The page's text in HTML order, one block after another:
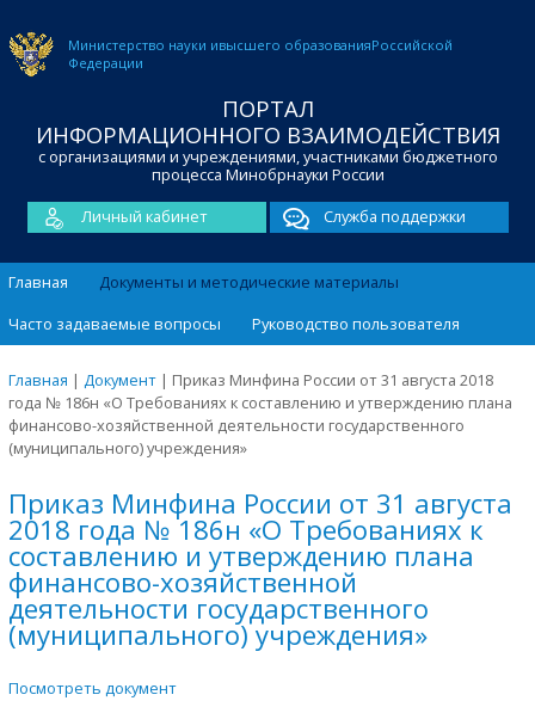
Министерство науки ивысшего образованияРоссийской
Федерации
ПОРТАЛ
ИНФОРМАЦИОННОГО ВЗАИМОДЕЙСТВИЯ
с организациями и учреждениями, участниками бюджетного
процесса Минобрнауки России
Личный кабинет
Служба поддержки
Главная
Документы и методические материалы
Часто задаваемые вопросы
Руководство пользователя
Главная | Документ | Приказ Минфина России от 31 августа 2018
года № 186н «О Требованиях к составлению и утверждению плана
финансово-хозяйственной деятельности государственного
(муниципального) учреждения»
Приказ Минфина России от 31 августа
2018 года № 186н «О Требованиях к
составлению и утверждению плана
финансово-хозяйственной
деятельности государственного
(муниципального) учреждения»
Посмотреть документ